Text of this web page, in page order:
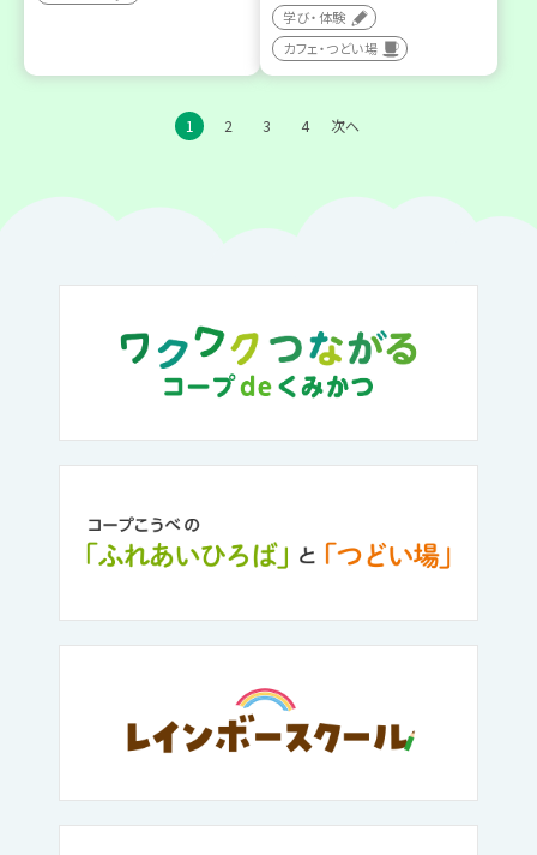
学び・体験
カフェ・つどい場
1 2 3 4 次へ